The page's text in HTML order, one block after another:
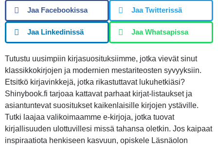
Jaa Facebookissa Jaa Twitterissä
Jaa Linkedinissä Jaa Whatsapissa
Tutustu uusimpiin kirjasuosituksiimme, jotka vievät sinut
klassikkokirjojen ja modernien mestariteosten syvyyksiin.
Etsitkö kirjavinkkejä, jotka rikastuttavat lukuhetkiäsi?
Shinybook.fi tarjoaa kattavat parhaat kirjat-listaukset ja
asiantuntevat suositukset kaikenlaisille kirjojen ystäville.
Tutki laajaa valikoimaamme e-kirjoja, jotka tuovat
kirjallisuuden ulottuvillesi missä tahansa oletkin. Jos kaipaat
inspiraatiota henkiseen kasvuun, opiskele Läsnäolon